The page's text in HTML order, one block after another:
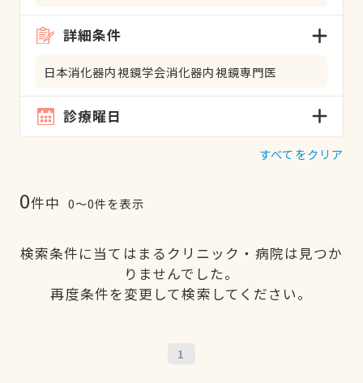
詳細条件
日本消化器内視鏡学会消化器内視鏡専門医
診療曜日
すべてをクリア
0件中 0〜0件を表示
検索条件に当てはまるクリニック・病院は見つか
りませんでした。
再度条件を変更して検索してください。
1